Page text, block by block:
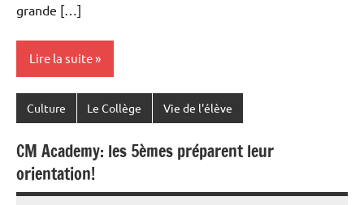
grande […]
Lire la suite
Culture Le Collège Vie de l'élève
CM Academy: les 5èmes préparent leur
orientation!